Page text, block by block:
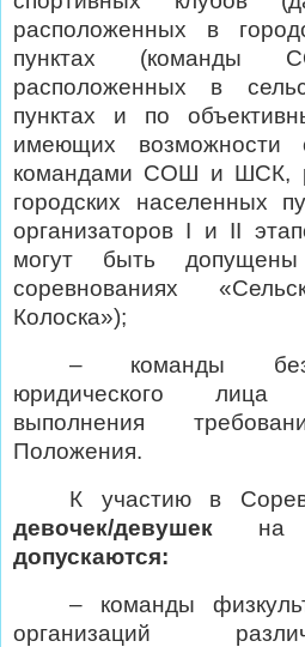
расположенных в
пунктах
расположенных в
пунктах и по
имеющих возможности
командами СОШ и ШСК,
городских населенных
организаторов I и II
могут быть
соревнованиях
Колоска»);
– команды без
юридического
выполнения
Положения.
К
участию в
девочек/девушек
на
допускаются:
– команды
организаций